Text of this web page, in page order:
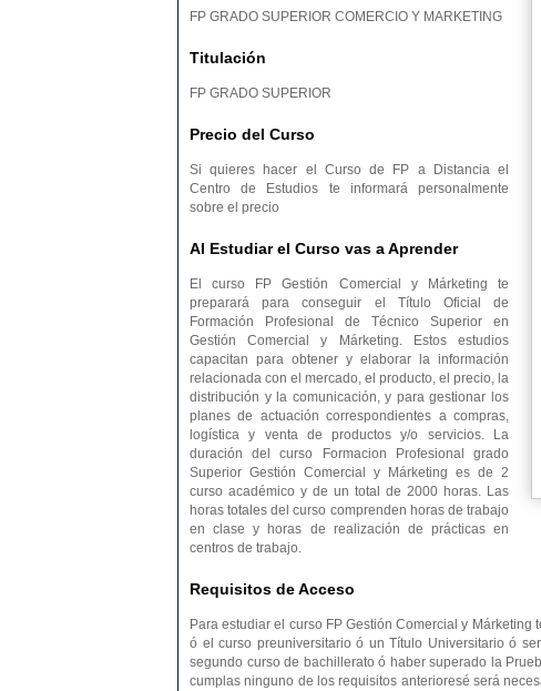
FP GRADO SUPERIOR COMERCIO Y MARKETING
Titulación
FP GRADO SUPERIOR
Precio del Curso
Si quieres hacer el Curso de FP a Distancia el
Centro de Estudios te informará personalmente
sobre el precio
Al Estudiar el Curso vas a Aprender
El curso FP Gestión Comercial y Márketing te
preparará para conseguir el Título Oficial de
Formación Profesional de Técnico Superior en
Gestión Comercial y Márketing. Estos estudios
capacitan para obtener y elaborar la información
relacionada con el mercado, el producto, el precio, la
distribución y la comunicación, y para gestionar los
planes de actuación correspondientes a compras,
logística y venta de productos y/o servicios. La
duración del curso Formacion Profesional grado
Superior Gestión Comercial y Márketing es de 2
curso académico y de un total de 2000 horas. Las
horas totales del curso comprenden horas de trabajo
en clase y horas de realización de prácticas en
centros de trabajo.
Requisitos de Acceso
Para estudiar el curso FP Gestión Comercial y
ó el curso preuniversitario ó un Título Universitario ó
segundo curso de bachillerato ó haber superado la
cumplas ninguno de los requisitos anterioresé será